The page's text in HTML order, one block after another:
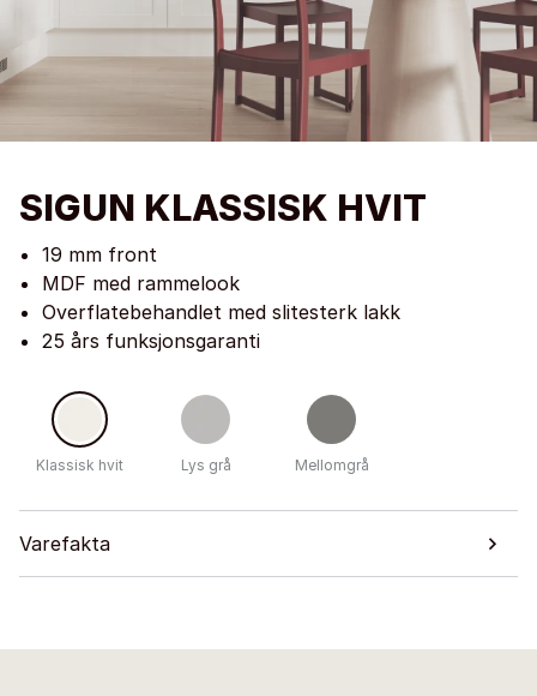
SIGUN KLASSISK HVIT
19 mm front
MDF med rammelook
Overflatebehandlet med slitesterk lakk
25 års funksjonsgaranti
Klassisk hvit Lys grå Mellomgrå
Varefakta